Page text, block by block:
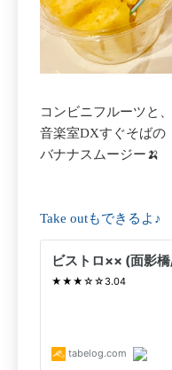
コンビニフルーツと、
音楽室DXすぐそばの
バナナスムージー🍌
Take outもできるよ♪